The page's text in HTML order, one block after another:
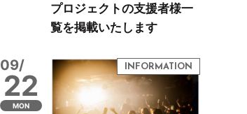
プロジェクトの支援者様一
覧を掲載いたします
09/
22
MON